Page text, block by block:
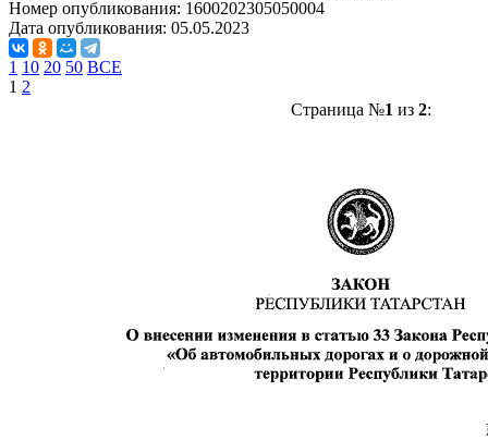
Номер опубликования: 1600202305050004
Дата опубликования: 05.05.2023
1 10 20 50 ВСЕ
1 2
Страница №1 из 2: